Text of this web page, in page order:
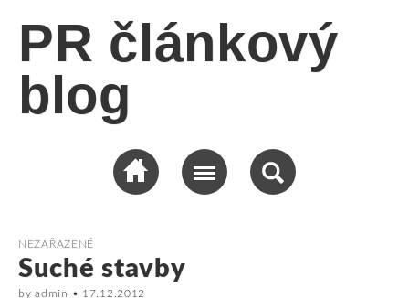
PR článkový
blog
NEZAŘAZENÉ
Suché stavby
byadmin • 17.12.2012